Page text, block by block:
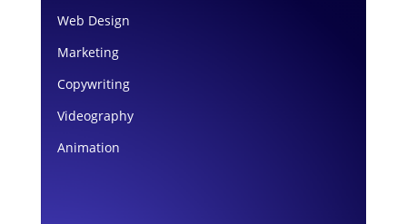
Web Design
Marketing
Copywriting
Videography
Animation